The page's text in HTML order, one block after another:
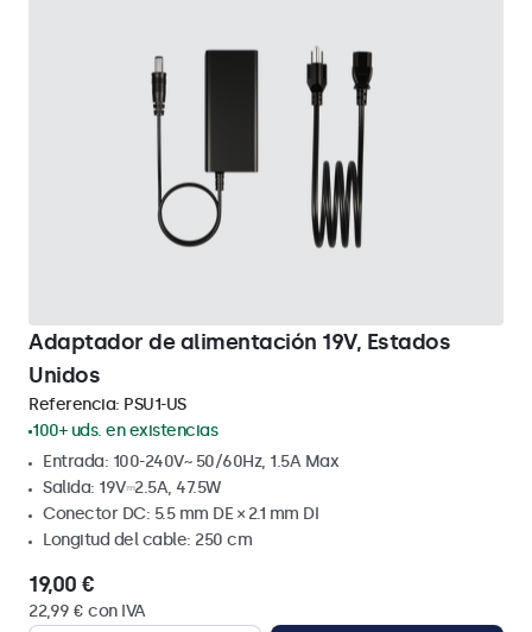
Adaptador de alimentación 19V, Estados
Unidos
Referencia: PSU1-US
100+ uds. en existencias
Entrada: 100-240V~ 50/60Hz, 1.5A Max
Salida: 19V⎓2.5A, 47.5W
Conector DC: 5.5 mm DE × 2.1 mm DI
Longitud del cable: 250 cm
19,00 €
22,99 € con IVA